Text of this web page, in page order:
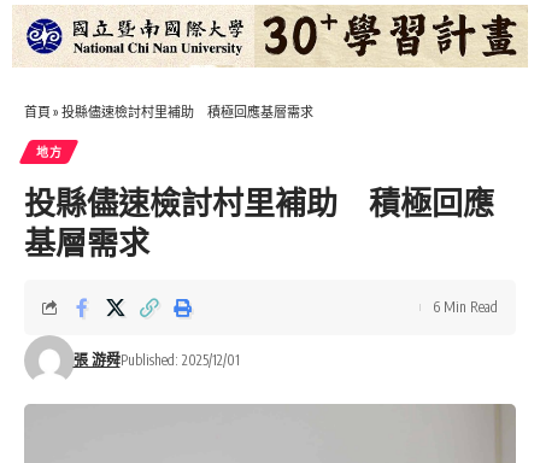
首頁 » 投縣儘速檢討村里補助 積極回應基層需求
地方
投縣儘速檢討村里補助 積極回應
基層需求
張 游舜Published: 2025/12/01
6 Min Read